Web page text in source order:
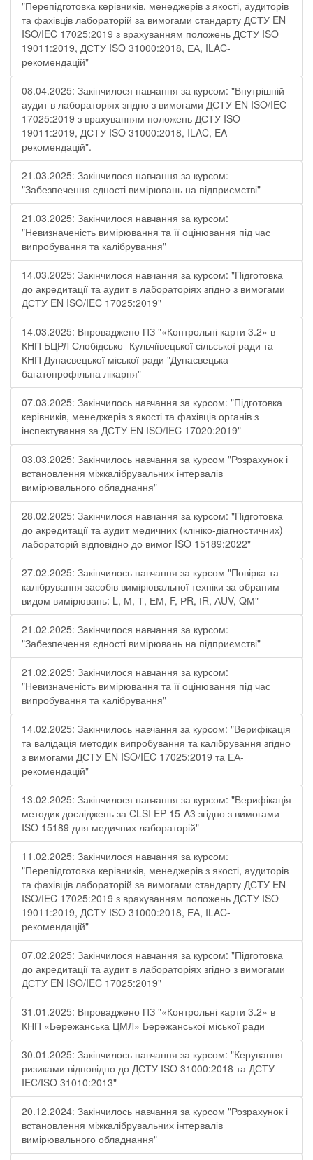
"Перепідготовка керівників, менеджерів з якості, аудиторів
та фахівців лабораторій за вимогами стандарту ДСТУ EN
ISO/IEC 17025:2019 з врахуванням положень ДСТУ ISO
19011:2019, ДСТУ ISO 31000:2018, ЕА, ILAC-
рекомендацій"
08.04.2025: Закінчилося навчання за курсом: "Внутрішній
аудит в лабораторіях згідно з вимогами ДСТУ EN ISO/IEC
17025:2019 з врахуванням положень ДСТУ ISO
19011:2019, ДСТУ ISO 31000:2018, ILAC, EA -
рекомендацій".
21.03.2025: Закінчилося навчання за курсом:
"Забезпечення єдності вимірювань на підприємстві"
21.03.2025: Закінчилося навчання за курсом:
"Невизначеність вимірювання та її оцінювання під час
випробування та калібрування"
14.03.2025: Закінчилося навчання за курсом: "Підготовка
до акредитації та аудит в лабораторіях згідно з вимогами
ДСТУ EN ISO/IEC 17025:2019"
14.03.2025: Впроваджено ПЗ "«Контрольні карти 3.2» в
КНП БЦРЛ Слобідсько -Кульчіївецької сільської ради та
КНП Дунаєвецької міської ради "Дунаєвецька
багатопрофільна лікарня"
07.03.2025: Закінчилось навчання за курсом: "Підготовка
керівників, менеджерів з якості та фахівців органів з
інспектування за ДСТУ EN ISO/IEC 17020:2019"
03.03.2025: Закінчилось навчання за курсом "Розрахунок і
встановлення міжкалібрувальних інтервалів
вимірювального обладнання"
28.02.2025: Закінчилося навчання за курсом: "Підготовка
до акредитації та аудит медичних (клініко-діагностичних)
лабораторій відповідно до вимог ISO 15189:2022"
27.02.2025: Закінчилось навчання за курсом "Повірка та
калібрування засобів вимірювальної техніки за обраним
видом вимірювань: L, М, Т, ЕМ, F, РR, ІR, АUV, QМ"
21.02.2025: Закінчилося навчання за курсом:
"Забезпечення єдності вимірювань на підприємстві"
21.02.2025: Закінчилося навчання за курсом:
"Невизначеність вимірювання та її оцінювання під час
випробування та калібрування"
14.02.2025: Закінчилось навчання за курсом: "Верифікація
та валідація методик випробування та калібрування згідно
з вимогами ДСТУ EN ISO/IEC 17025:2019 та ЕА-
рекомендацій"
13.02.2025: Закінчилося навчання за курсом: "Верифікація
методик досліджень за CLSI EP 15-A3 згідно з вимогами
ISO 15189 для медичних лабораторій"
11.02.2025: Закінчилося навчання за курсом:
"Перепідготовка керівників, менеджерів з якості, аудиторів
та фахівців лабораторій за вимогами стандарту ДСТУ EN
ISO/IEC 17025:2019 з врахуванням положень ДСТУ ISO
19011:2019, ДСТУ ISO 31000:2018, ЕА, ILAC-
рекомендацій"
07.02.2025: Закінчилося навчання за курсом: "Підготовка
до акредитації та аудит в лабораторіях згідно з вимогами
ДСТУ EN ISO/IEC 17025:2019"
31.01.2025: Впроваджено ПЗ "«Контрольні карти 3.2» в
КНП «Бережанська ЦМЛ» Бережанської міської ради
30.01.2025: Закінчилось навчання за курсом: "Керування
ризиками відповідно до ДСТУ ISO 31000:2018 та ДСТУ
IEC/ISO 31010:2013"
20.12.2024: Закінчилось навчання за курсом "Розрахунок і
встановлення міжкалібрувальних інтервалів
вимірювального обладнання"